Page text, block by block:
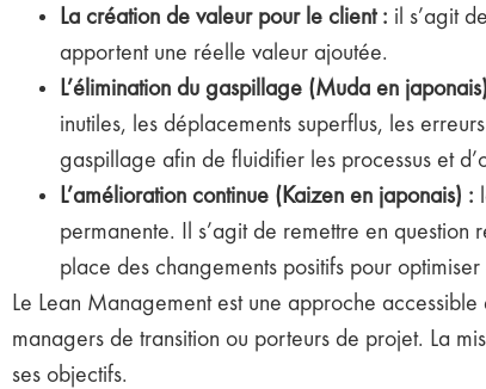
La création de valeur pour le client : il s’agit
apportent une réelle valeur ajoutée.
L’élimination du gaspillage (Muda en
inutiles, les déplacements superflus, les
gaspillage afin de fluidifier les processus et
L’amélioration continue (Kaizen en japonais) :
permanente. Il s’agit de remettre en question
place des changements positifs pour
Le Lean Management est une approche
managers de transition ou porteurs de projet. La
ses objectifs.